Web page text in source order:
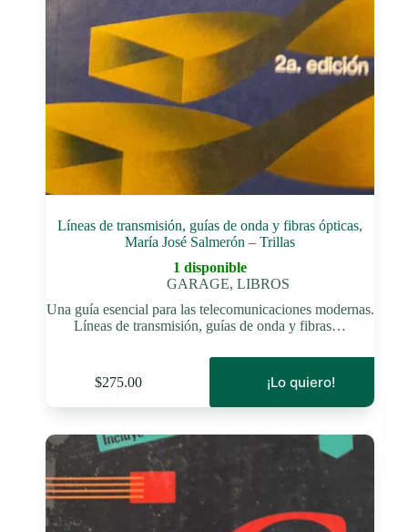
Líneas de transmisión, guías de onda y fibras ópticas,
María José Salmerón – Trillas
1 disponible
GARAGE,LIBROS
Una guía esencial para las telecomunicaciones modernas.
Líneas de transmisión, guías de onda y fibras…
$275.00 ¡Lo quiero!